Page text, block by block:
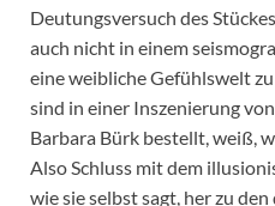
Deutungsversuch des
auch nicht in einem
eine weibliche Gefühlswelt
sind in einer Inszenierung
Barbara Bürk bestellt, weiß,
Also Schluss mit dem
wie sie selbst sagt, her zu